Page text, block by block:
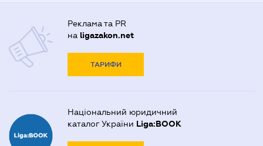
Реклама та PR
на ligazakon.net
ТАРИФИ
Національний юридичний
каталог України Liga:BOOK